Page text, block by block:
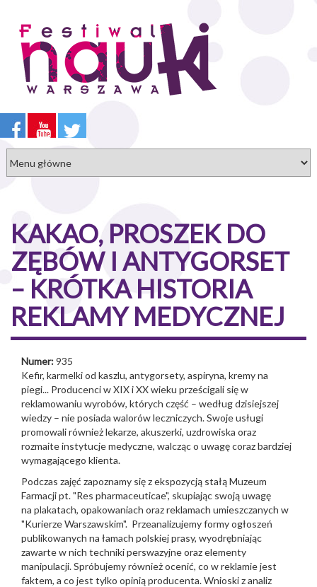
treści
KAKAO, PROSZEK DO
ZĘBÓW I ANTYGORSET
– KRÓTKA HISTORIA
REKLAMY MEDYCZNEJ
Numer:935
Kefir, karmelki od kaszlu, antygorsety, aspiryna, kremy na
piegi... Producenci w XIX i XX wieku prześcigali się w
reklamowaniu wyrobów, których część – według dzisiejszej
wiedzy – nie posiada walorów leczniczych. Swoje usługi
promowali również lekarze, akuszerki, uzdrowiska oraz
rozmaite instytucje medyczne, walcząc o uwagę coraz bardziej
wymagającego klienta.
Podczas zajęć zapoznamy się z ekspozycją stałą Muzeum
Farmacji pt. "Res pharmaceuticae", skupiając swoją uwagę
na plakatach, opakowaniach oraz reklamach umieszczanych w
"Kurierze Warszawskim". Przeanalizujemy formy ogłoszeń
publikowanych na łamach polskiej prasy, wyodrębniając
zawarte w nich techniki perswazyjne oraz elementy
manipulacji. Spróbujemy również ocenić, co w reklamie jest
faktem, a co jest tylko opinią producenta. Wnioski z analiz